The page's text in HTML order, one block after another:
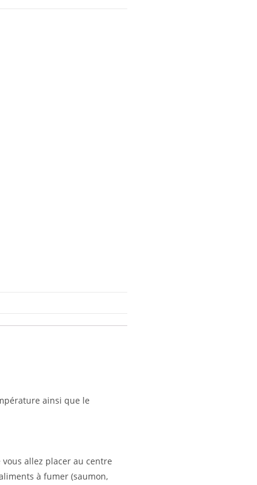
ainsi que le
allez placer au centre
à fumer (saumon,